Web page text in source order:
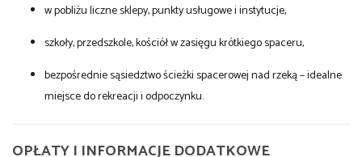
w pobliżu liczne sklepy, punkty usługowe i instytucje,
szkoły, przedszkole, kościół w zasięgu krótkiego spaceru,
bezpośrednie sąsiedztwo ścieżki spacerowej nad rzeką – idealne
miejsce do rekreacji i odpoczynku.
OPŁATY I INFORMACJE DODATKOWE